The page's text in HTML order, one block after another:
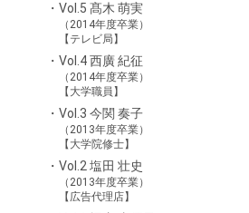
Vol.5 髙木 萌実
（2014年度卒業）
【テレビ局】
Vol.4 西廣 紀征
（2014年度卒業）
【大学職員】
Vol.3 今関 奏子
（2013年度卒業）
【大学院修士】
Vol.2 塩田 壮史
（2013年度卒業）
【広告代理店】